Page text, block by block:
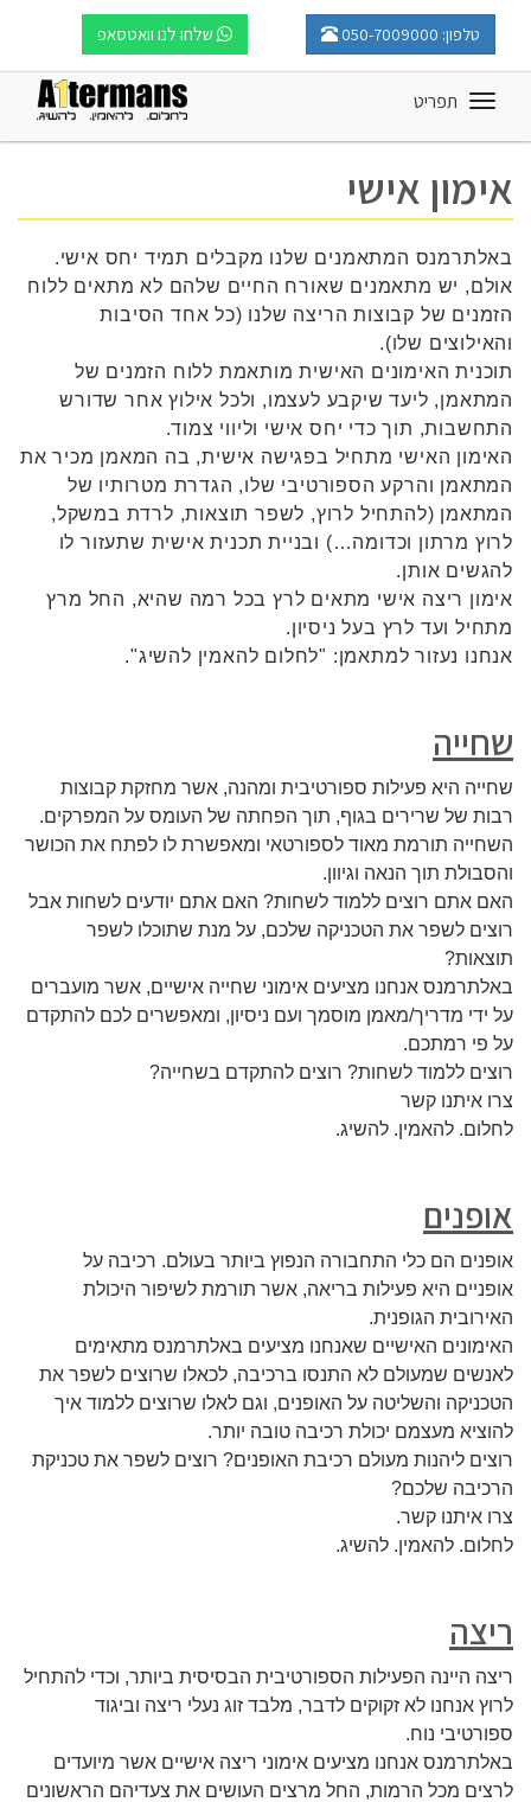
טלפון: 050-7009000 שלחו לנו וואטסאפ
תפריט
Toggle
אימון אישי
באלתרמנס המתאמנים שלנו מקבלים תמיד יחס אישי.
אולם, יש מתאמנים שאורח החיים שלהם לא מתאים ללוח
הזמנים של קבוצות הריצה שלנו (כל אחד הסיבות
והאילוצים שלו).
תוכנית האימונים האישית מותאמת ללוח הזמנים של
המתאמן, ליעד שיקבע לעצמו, ולכל אילוץ אחר שדורש
התחשבות, תוך כדי יחס אישי וליווי צמוד.
האימון האישי מתחיל בפגישה אישית, בה המאמן מכיר את
המתאמן והרקע הספורטיבי שלו, הגדרת מטרותיו של
המתאמן (להתחיל לרוץ, לשפר תוצאות, לרדת במשקל,
לרוץ מרתון וכדומה…) ובניית תכנית אישית שתעזור לו
להגשים אותן.
אימון ריצה אישי מתאים לרץ בכל רמה שהיא, החל מרץ
מתחיל ועד לרץ בעל ניסיון.
אנחנו נעזור למתאמן: "לחלום להאמין להשיג".
שחייה
שחייה היא פעילות ספורטיבית ומהנה, אשר מחזקת קבוצות
רבות של שרירים בגוף, תוך הפחתה של העומס על המפרקים.
השחייה תורמת מאוד לספורטאי ומאפשרת לו לפתח את הכושר
והסבולת תוך הנאה וגיוון.
האם אתם רוצים ללמוד לשחות? האם אתם יודעים לשחות אבל
רוצים לשפר את הטכניקה שלכם, על מנת שתוכלו לשפר
תוצאות?
באלתרמנס אנחנו מציעים אימוני שחייה אישיים, אשר מועברים
על ידי מדריך/מאמן מוסמך ועם ניסיון, ומאפשרים לכם להתקדם
על פי רמתכם.
רוצים ללמוד לשחות? רוצים להתקדם בשחייה?
צרו איתנו קשר
לחלום. להאמין. להשיג.
אופנים
אופנים הם כלי התחבורה הנפוץ ביותר בעולם. רכיבה על
אופניים היא פעילות בריאה, אשר תורמת לשיפור היכולת
האירובית הגופנית.
האימונים האישיים שאנחנו מציעים באלתרמנס מתאימים
לאנשים שמעולם לא התנסו ברכיבה, לכאלו שרוצים לשפר את
הטכניקה והשליטה על האופנים, וגם לאלו שרוצים ללמוד איך
להוציא מעצמם יכולת רכיבה טובה יותר.
רוצים ליהנות מעולם רכיבת האופנים? רוצים לשפר את טכניקת
הרכיבה שלכם?
צרו איתנו קשר.
לחלום. להאמין. להשיג.
ריצה
ריצה היינה הפעילות הספורטיבית הבסיסית ביותר, וכדי להתחיל
לרוץ אנחנו לא זקוקים לדבר, מלבד זוג נעלי ריצה וביגוד
ספורטיבי נוח.
באלתרמנס אנחנו מציעים אימוני ריצה אישיים אשר מיועדים
לרצים מכל הרמות, החל מרצים העושים את צעדיהם הראשונים